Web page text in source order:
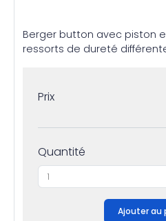
Berger button avec piston
ressorts de dureté
Prix
Quantité
Ajouter au